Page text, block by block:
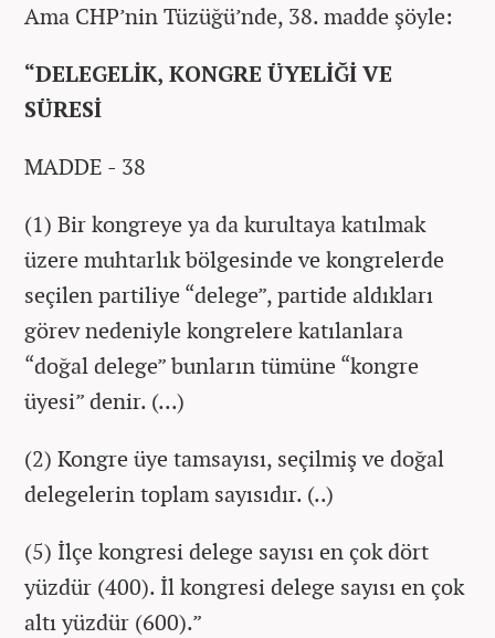
Ama CHP’nin Tüzüğü’nde, 38. madde şöyle:
“DELEGELİK, KONGRE ÜYELİĞİ VE
SÜRESİ
MADDE - 38
(1) Bir kongreye ya da kurultaya katılmak
üzere muhtarlık bölgesinde ve kongrelerde
seçilen partiliye “delege”, partide aldıkları
görev nedeniyle kongrelere katılanlara
“doğal delege” bunların tümüne “kongre
üyesi” denir. (...)
(2) Kongre üye tamsayısı, seçilmiş ve doğal
delegelerin toplam sayısıdır. (..)
(5) İlçe kongresi delege sayısı en çok dört
yüzdür (400). İl kongresi delege sayısı en çok
altı yüzdür (600).”